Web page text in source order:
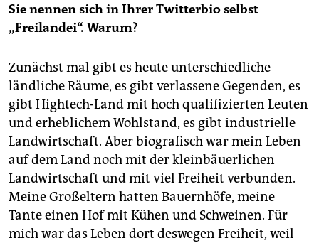
Sie nennen sich in Ihrer Twitterbio selbst
„Freilandei“. Warum?
Zunächst mal gibt es heute unterschiedliche
ländliche Räume, es gibt verlassene Gegenden, es
gibt Hightech-Land mit hoch qualifizierten Leuten
und erheblichem Wohlstand, es gibt industrielle
Landwirtschaft. Aber biografisch war mein Leben
auf dem Land noch mit der kleinbäuerlichen
Landwirtschaft und mit viel Freiheit verbunden.
Meine Großeltern hatten Bauernhöfe, meine
Tante einen Hof mit Kühen und Schweinen. Für
mich war das Leben dort deswegen Freiheit, weil